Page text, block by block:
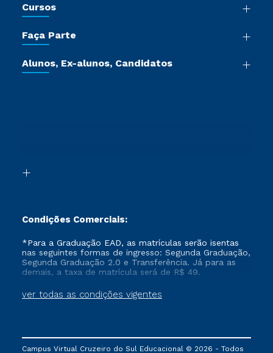
Sala de Imprensa
Certificadoras
Jornada do Aluno
Cursos
Pós-graduação
Cursos Livres
Faça Parte
Vestibular Redação
Formação Pedagógica - R2
Alunos, Ex-alunos, Candidatos
Condições Comerciais:
ver todas as condições vigentes
*Para a Graduação EAD, as matrículas serão isentas
nas seguintes formas de ingresso: Segunda Graduação,
Segunda Graduação 2.0 e Transferência. Já para as
demais, a taxa de matrícula será de R$ 49.
Campus Virtual Cruzeiro do Sul Educacional © 2026 - Todos